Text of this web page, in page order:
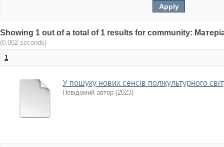
Showing 1 out of a total of 1 results for community:
(0.002 seconds)
1
У пошуку нових сенсів полікультурного
Невідомий автор (2023)